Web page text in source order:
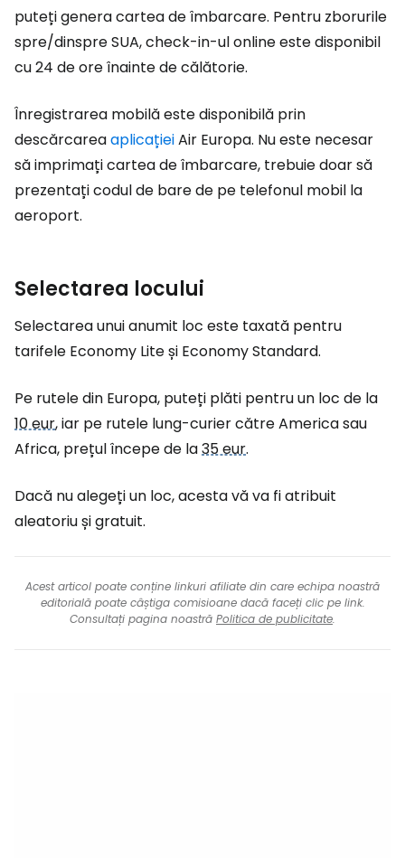
puteți genera cartea de îmbarcare. Pentru zborurile
spre/dinspre SUA, check-in-ul online este disponibil
cu 24 de ore înainte de călătorie.
Înregistrarea mobilă este disponibilă prin
descărcareaaplicațieiAir Europa. Nu este necesar
să imprimați cartea de îmbarcare, trebuie doar să
prezentați codul de bare de pe telefonul mobil la
aeroport.
Selectarea locului
Selectarea unui anumit loc este taxată pentru
tarifele Economy Lite și Economy Standard.
Pe rutele din Europa, puteți plăti pentru un loc de la
10 eur, iar pe rutele lung-curier către America sau
Africa, prețul începe de la35 eur.
Dacă nu alegeți un loc, acesta vă va fi atribuit
aleatoriu și gratuit.
Acest articol poate conține linkuri afiliate din care echipa noastră
editorială poate câștiga comisioane dacă faceți clic pe link.
Consultați pagina noastră Politica de publicitate.